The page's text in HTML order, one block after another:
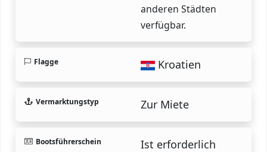
anderen Städten
verfügbar.
Flagge Kroatien
Vermarktungstyp Zur Miete
Bootsführerschein Ist erforderlich